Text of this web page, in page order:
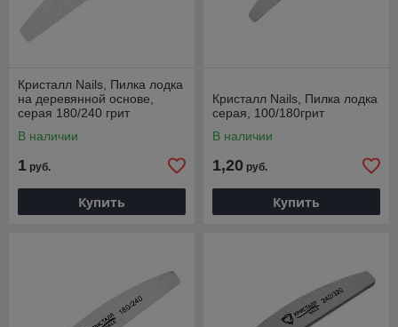
Кристалл Nails, Пилка лодка
на деревянной основе,
серая 180/240 грит
В наличии
1 руб.
Купить
Кристалл Nails, Пилка лодка
серая, 100/180грит
В наличии
1,20 руб.
Купить